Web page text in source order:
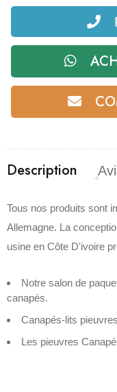
Description
Tous nos produits sont
Allemagne. La
usine en Côte D'ivoire
Notre salon de
canapés.
Canapés-lits
Les pieuvres